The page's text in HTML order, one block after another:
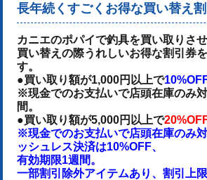
長年続くすごくお得な買い替え割
カニエのポパイで釣具を買い取りさ
買い替えの際うれしいお得な割引券
す。
●買い取り額が1,000円以上で
※現金でのお支払いで店頭在庫のみ
間。
●買い取り額が5,000円以上で
※現金でのお支払いで店頭在庫のみ
ッシュレス決済は10%OFF、
有効期限1週間。
一部割引除外アイテムあり、割引上